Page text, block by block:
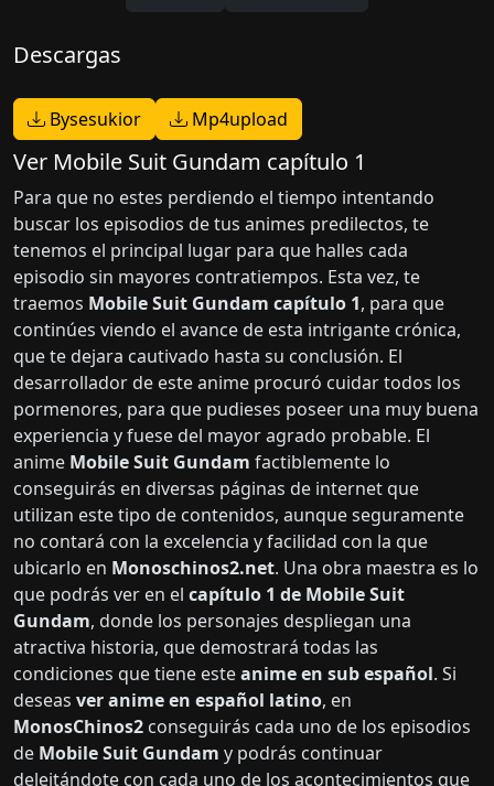
Descargas
Bysesukior Mp4upload
Ver Mobile Suit Gundam capítulo 1
Para que no estes perdiendo el tiempo intentando
buscar los episodios de tus animes predilectos, te
tenemos el principal lugar para que halles cada
episodio sin mayores contratiempos. Esta vez, te
traemos Mobile Suit Gundam capítulo 1, para que
continúes viendo el avance de esta intrigante crónica,
que te dejara cautivado hasta su conclusión. El
desarrollador de este anime procuró cuidar todos los
pormenores, para que pudieses poseer una muy buena
experiencia y fuese del mayor agrado probable. El
anime Mobile Suit Gundam factiblemente lo
conseguirás en diversas páginas de internet que
utilizan este tipo de contenidos, aunque seguramente
no contará con la excelencia y facilidad con la que
ubicarlo en Monoschinos2.net. Una obra maestra es lo
que podrás ver en el capítulo 1 de Mobile Suit
Gundam, donde los personajes despliegan una
atractiva historia, que demostrará todas las
condiciones que tiene esteanime en sub español. Si
deseas ver anime en español latino, en
MonosChinos2 conseguirás cada uno de los episodios
de Mobile Suit Gundam y podrás continuar
deleitándote con cada uno de los acontecimientos que